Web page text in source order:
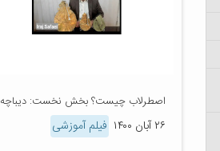
اصطرلاب چیست؟ بخش نخست: دیباچه
۲۶ آبان ۱۴۰۰ فیلم آموزشی